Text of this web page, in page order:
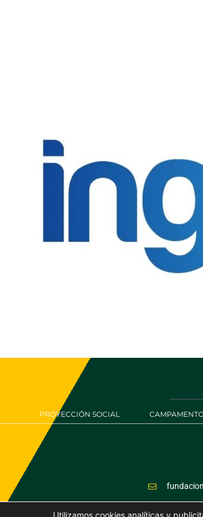
PROYECCIÓN SOCIAL
Utilizamos cookies analíticas y